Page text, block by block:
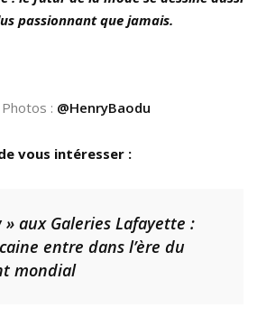
passionnant que jamais.
: @HenryBaodu
vous intéresser :
» aux Galeries Lafayette :
entre dans l’ère du
mondial